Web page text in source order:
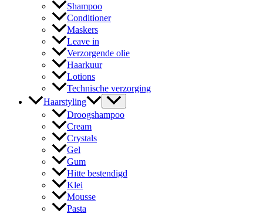
Shampoo
Conditioner
Maskers
Leave in
Verzorgende olie
Haarkuur
Lotions
Technische verzorging
Haarstyling
Droogshampoo
Cream
Crystals
Gel
Gum
Hitte bestendigd
Klei
Mousse
Pasta